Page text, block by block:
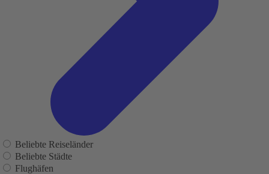
Beliebte Reiseländer
Beliebte Städte
Flughäfen